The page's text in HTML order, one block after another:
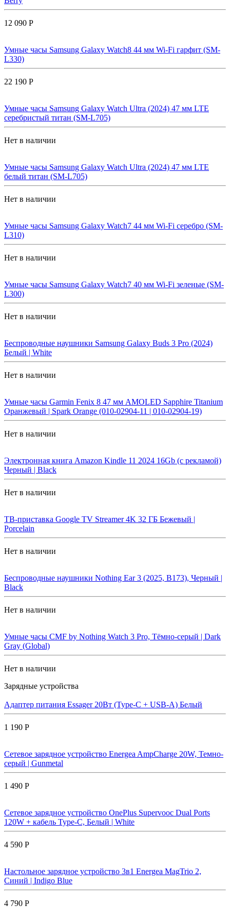
12 090 Р
Умные часы Samsung Galaxy Watch8 44 мм Wi-Fi гарфит (SM-
L330)
22 190 Р
Умные часы Samsung Galaxy Watch Ultra (2024) 47 мм LTE
серебристый титан (SM-L705)
Нет в наличии
Умные часы Samsung Galaxy Watch Ultra (2024) 47 мм LTE
белый титан (SM-L705)
Нет в наличии
Умные часы Samsung Galaxy Watch7 44 мм Wi-Fi серебро (SM-
L310)
Нет в наличии
Умные часы Samsung Galaxy Watch7 40 мм Wi-Fi зеленые (SM-
L300)
Нет в наличии
Беспроводные наушники Samsung Galaxy Buds 3 Pro (2024)
Белый | White
Нет в наличии
Умные часы Garmin Fenix 8 47 мм AMOLED Sapphire Titanium
Оранжевый | Spark Orange (010-02904-11 | 010-02904-19)
Нет в наличии
Электронная книга Amazon Kindle 11 2024 16Gb (с рекламой)
Черный | Black
Нет в наличии
ТВ-приставка Google TV Streamer 4K 32 ГБ Бежевый |
Porcelain
Нет в наличии
Беспроводные наушники Nothing Ear 3 (2025, B173), Черный |
Black
Нет в наличии
Умные часы CMF by Nothing Watch 3 Pro, Тёмно-серый | Dark
Gray (Global)
Нет в наличии
Зарядные устройства
Адаптер питания Essager 20Вт (Type-C + USB-A) Белый
1 190 Р
Сетевое зарядное устройство Energea AmpCharge 20W, Темно-
серый | Gunmetal
1 490 Р
Сетевое зарядное устройство OnePlus Supervooc Dual Ports
120W + кабель Type-C, Белый | White
4 590 Р
Настольное зарядное устройство 3в1 Energea MagTrio 2,
Синий | Indigo Blue
4 790 Р